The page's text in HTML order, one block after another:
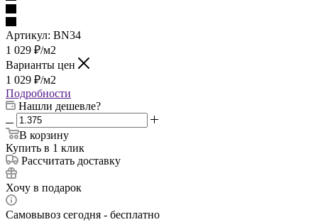
Артикул: BN34
1 029 ₽/м2
Варианты цен
1 029 ₽/м2
Подробности
Нашли дешевле?
В корзину
Купить в 1 клик
Рассчитать доставку
Хочу в подарок
Самовывоз сегодня - бесплатно